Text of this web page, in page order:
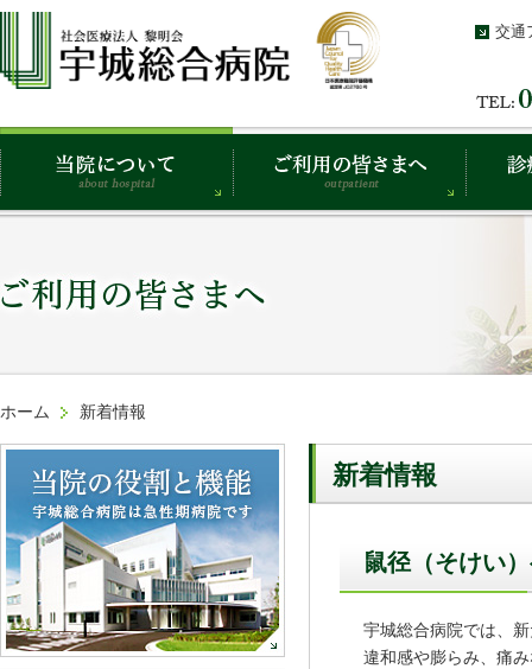
交通
ホーム 新着情報
新着情報
鼠径（そけい
宇城総合病院では、
違和感や膨らみ、痛